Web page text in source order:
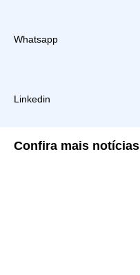
Whatsapp
Linkedin
Confira mais notícias